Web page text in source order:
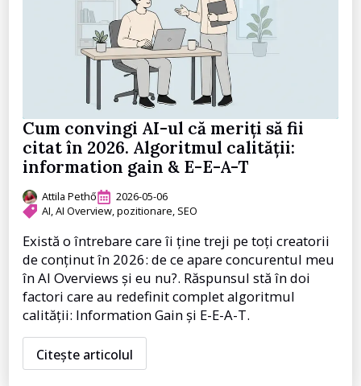
Cum convingi AI-ul că meriți să fii
citat în 2026. Algoritmul calității:
information gain & E-E-A-T
Attila Pethő
2026-05-06
AI AI Overview pozitionare SEO
Există o întrebare care îi ține treji pe toți creatorii
de conținut în 2026: de ce apare concurentul meu
în AI Overviews și eu nu?. Răspunsul stă în doi
factori care au redefinit complet algoritmul
calității: Information Gain și E-E-A-T.
Citește articolul